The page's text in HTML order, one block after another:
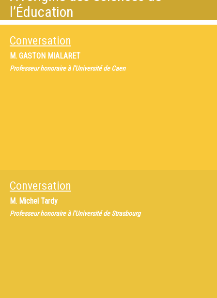
l’Éducation
Conversation
M. GASTON MIALARET
Professeur honoraire à l’Université de Caen
Conversation
M. Michel Tardy
Professeur honoraire à l’Université de Strasbourg